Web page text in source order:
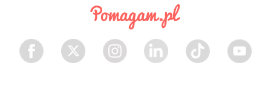
Facebook Twitter Instagram LinkedIn TikTok Youtube